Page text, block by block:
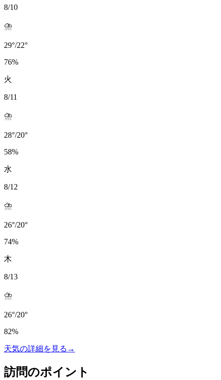
8/10
⛈️
29°/22°
76%
火
8/11
⛈️
28°/20°
58%
水
8/12
⛈️
26°/20°
74%
木
8/13
⛈️
26°/20°
82%
天気の詳細を見る →
訪問のポイント